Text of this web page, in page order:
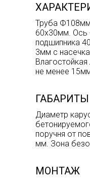
Труба
60х30мм. Ось
подшипника
3мм с
не менее
ГАБАРИТЫ
Диаметр
поручня от
мм. Зона
МОНТАЖ